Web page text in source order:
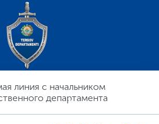
линия c начальником
департамента